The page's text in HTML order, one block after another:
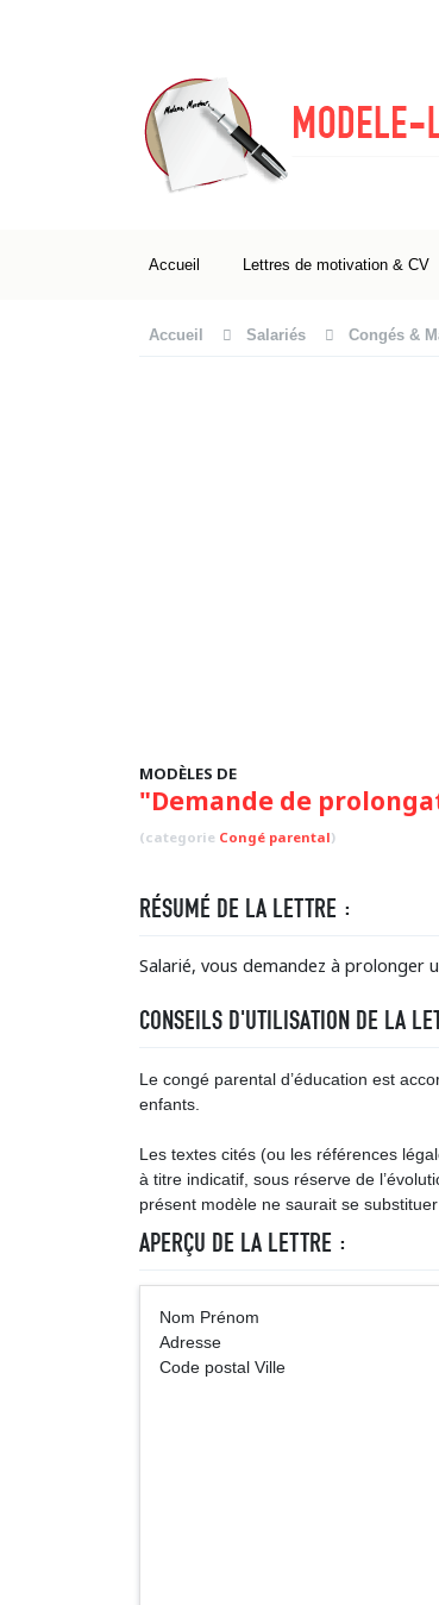
Accueil Lettres de motivation & CV
Accueil Salariés Congés &
MODÈLES DE
"Demande de
(categorie Congé parental)
RÉSUMÉ DE LA LETTRE :
Salarié, vous demandez à prolonger
CONSEILS D'UTILISATION DE LA
Le congé parental d’éducation est
enfants.
Les textes cités (ou les références
à titre indicatif, sous réserve de
présent modèle ne saurait se
APERÇU DE LA LETTRE :
Nom
Adresse
Code postal Ville
Nom
Direction
Code